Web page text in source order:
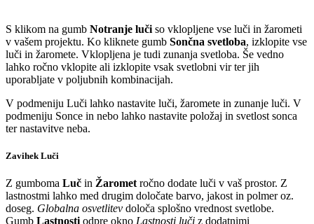
S klikom na gumb Notranje luči so vklopljene vse luči in žarometi
v vašem projektu. Ko kliknete gumb Sončna svetloba, izklopite vse
luči in žaromete. Vklopljena je tudi zunanja svetloba. Še vedno
lahko ročno vklopite ali izklopite vsak svetlobni vir ter jih
uporabljate v poljubnih kombinacijah.
V podmeniju Luči lahko nastavite luči, žaromete in zunanje luči. V
podmeniju Sonce in nebo lahko nastavite položaj in svetlost sonca
ter nastavitve neba.
Zavihek Luči
Z gumboma Luč in Žaromet ročno dodate luči v vaš prostor. Z
lastnostmi lahko med drugim določate barvo, jakost in polmer oz.
doseg. Globalna osvetlitev določa splošno vrednost svetlobe.
Gumb Lastnosti odpre okno Lastnosti luči z dodatnimi